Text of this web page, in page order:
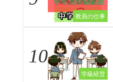
教員の仕事
学級経営